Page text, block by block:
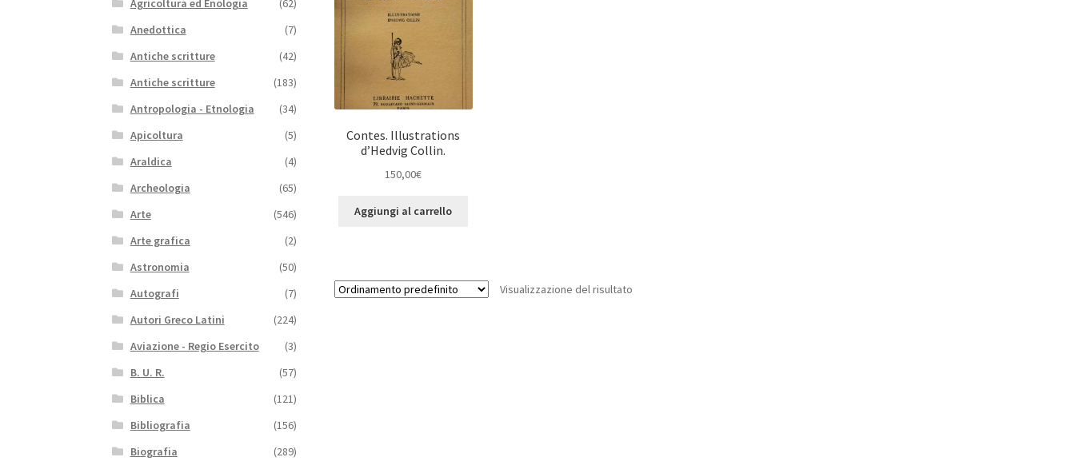
Contes. Illustrations
d’Hedvig Collin.
150,00€
Aggiungi al carrello
Visualizzazione del risultato
Agricoltura ed Enologia
(62)
Anedottica
(7)
Antiche scritture
(42)
Antiche scritture
(183)
Antropologia - Etnologia
(34)
Apicoltura
(5)
Araldica
(4)
Archeologia
(65)
Arte
(546)
Arte grafica
(2)
Astronomia
(50)
Autografi
(7)
Autori Greco Latini
(224)
Aviazione - Regio Esercito
(3)
B. U. R.
(57)
Biblica
(121)
Bibliografia
(156)
Biografia
(289)